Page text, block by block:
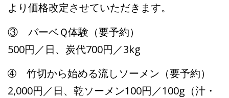
より価格改定させていただきます。
③ バーベＱ体験（要予約）
500円／日、炭代700円／3kg
➃ 竹切から始める流しソーメン（要予約）
2,000円／日、乾ソーメン100円／100g（汁・